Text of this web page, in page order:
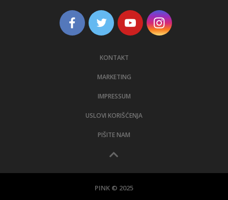
KONTAKT
MARKETING
IMPRESSUM
USLOVI KORIŠĆENJA
PIŠITE NAM
PINK © 2025